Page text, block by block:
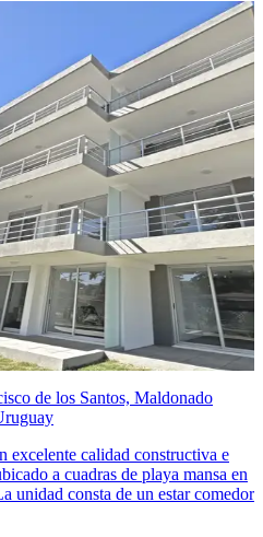
de los Santos, Maldonado
excelente calidad constructiva e
a cuadras de playa mansa en
unidad consta de un estar comedor